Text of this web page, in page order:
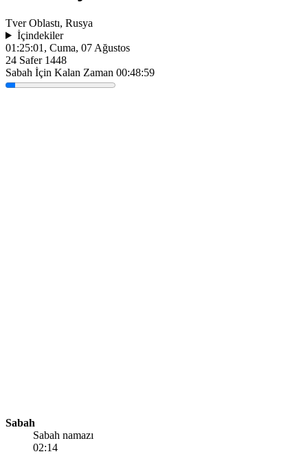
Tver Oblastı, Rusya
İçindekiler
01:25:01 , Cuma, 07 Ağustos
24 Safer 1448
Sabah İçin Kalan Zaman 00:48:59
Sabah
Sabah namazı
02:14